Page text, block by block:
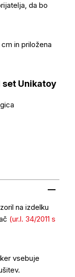
da bo
in priložena
set Unikatoy
na izdelku
(ur.l. 34/2011 s
vsebuje